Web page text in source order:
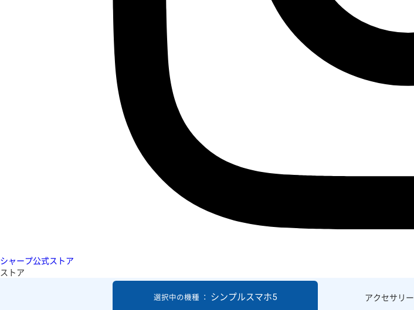
シャープ公式ストア
ストア
アクセサリー
選択中の機種 ： シンプルスマホ5